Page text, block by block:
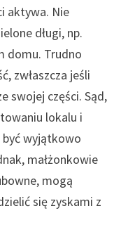
aktywa. Nie
długi, np.
domu. Trudno
zwłaszcza jeśli
swojej części. Sąd,
lokalu i
być wyjątkowo
małżonkowie
mogą
się zyskami z